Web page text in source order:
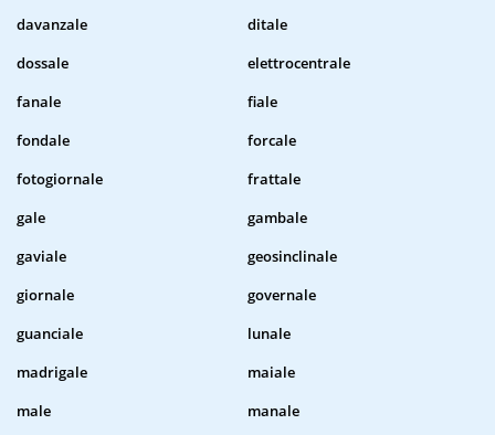
davanzale
ditale
dossale
elettrocentrale
fanale
fiale
fondale
forcale
fotogiornale
frattale
gale
gambale
gaviale
geosinclinale
giornale
governale
guanciale
lunale
madrigale
maiale
male
manale